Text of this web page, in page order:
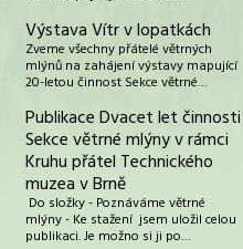
Výstava Vítr v lopatkách
Zveme všechny přátelé větrných
mlýnů na zahájení výstavy mapující
20-letou činnost Sekce větrné…
Publikace Dvacet let činnosti
Sekce větrné mlýny v rámci
Kruhu přátel Technického
muzea v Brně
Do složky - Poznáváme větrné
mlýny - Ke stažení jsem uložil celou
publikaci. Je možno si ji po…